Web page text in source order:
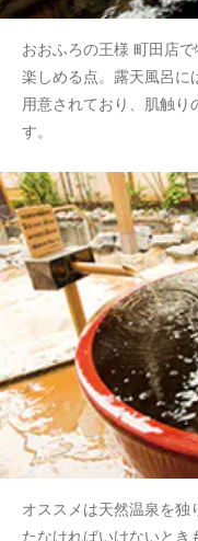
おおふろの王様 町田店
楽しめる点。露天風呂
用意されており、肌触り
す。
オススメは天然温泉を独
たなければいけないとき